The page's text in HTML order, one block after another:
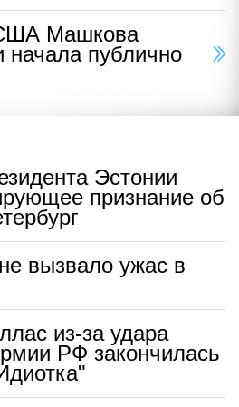
Машкова
публично
Эстонии
признание об
вызвало ужас в
из-за удара
РФ закончилась